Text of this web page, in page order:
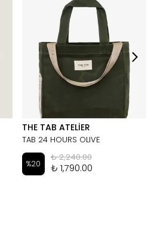
THE TAB ATELİER
TAB 24 HOURS OLIVE
%20
₺ 2,240.00
₺ 1,790.00